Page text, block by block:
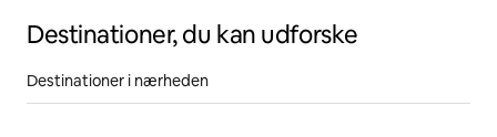
Destinationer, du kan udforske
Destinationer i nærheden